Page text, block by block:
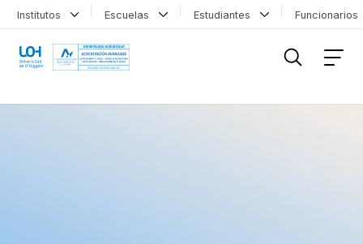
Institutos Escuelas Estudiantes